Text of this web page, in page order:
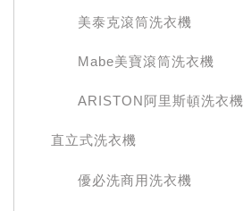
美泰克滾筒洗衣機
Mabe美寶滾筒洗衣機
ARISTON阿里斯頓洗衣機
直立式洗衣機
優必洗商用洗衣機